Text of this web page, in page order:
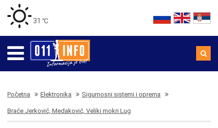
31 ℃
Početna Elektronika Sigurnosni sistemi i oprema
Braće Jerković, Medaković, Veliki mokri Lug